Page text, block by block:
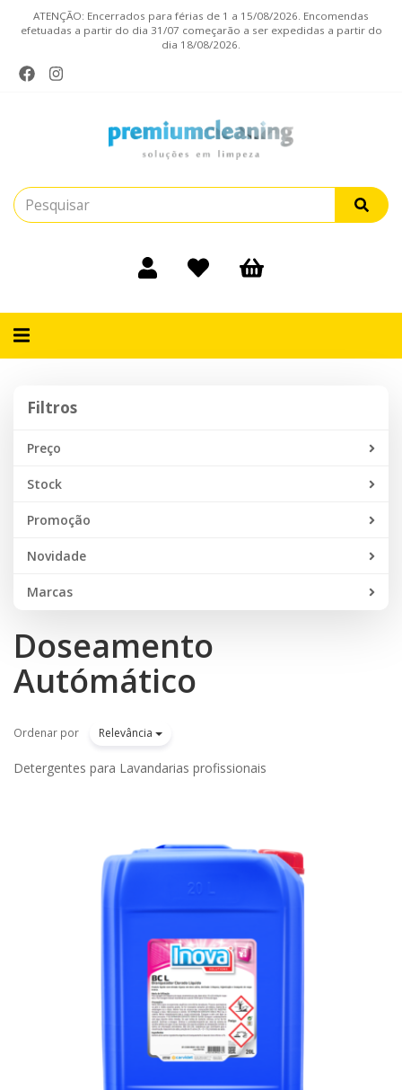
ATENÇÃO: Encerrados para férias de 1 a 15/08/2026. Encomendas
efetuadas a partir do dia 31/07 começarão a ser expedidas a partir do
dia 18/08/2026.
Alternar
Filtros
Preço
Stock
Promoção
Novidade
Marcas
Doseamento
Autómático
Ordenar por Relevância
Detergentes para Lavandarias profissionais